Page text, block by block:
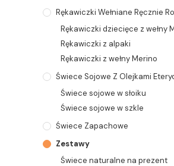
Rękawiczki Wełniane Ręcznie
Rękawiczki dziecięce z wełny
Rękawiczki z alpaki
Rękawiczki z wełny Merino
Świece Sojowe Z Olejkami
Świece sojowe w słoiku
Świece sojowe w szkle
Świece Zapachowe
Zestawy
Świece naturalne na prezent